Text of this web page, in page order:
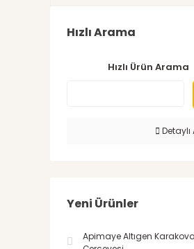
Hızlı Arama
Hızlı Ürün Arama
Yeni Ürünler
Apimaye Altıgen